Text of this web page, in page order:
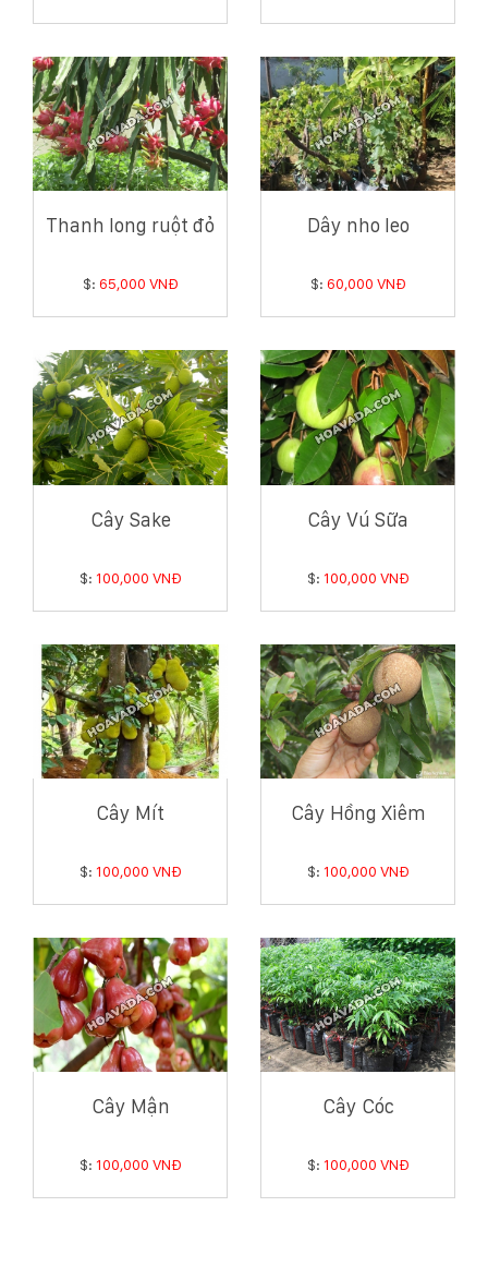
Thanh long ruột đỏ
$: 65,000 VNĐ
Dây nho leo
$: 60,000 VNĐ
Cây Sake
$: 100,000 VNĐ
Cây Vú Sữa
$: 100,000 VNĐ
Cây Mít
$: 100,000 VNĐ
Cây Hồng Xiêm
$: 100,000 VNĐ
Cây Mận
$: 100,000 VNĐ
Cây Cóc
$: 100,000 VNĐ